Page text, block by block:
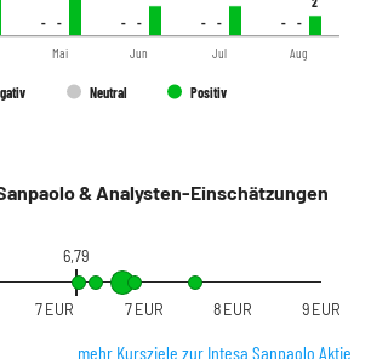
-- -- -- --
-- -- -- --
Neutral Positiv
Mai Jun Jul Aug
& Analysten-Einschätzungen
6,79
7 EUR 7 EUR 8 EUR 9 EUR
mehr Kursziele zur Intesa Sanpaolo Aktie